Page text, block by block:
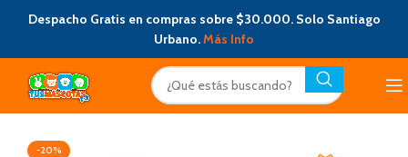
Despacho Gratis en compras sobre $30.000. Solo Santiago
Urbano.Más Info
-20%